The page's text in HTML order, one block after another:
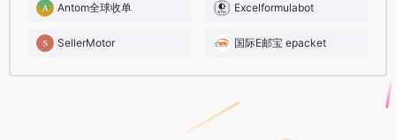
Antom全球收单 Excelformulabot
SellerMotor 国际E邮宝 epacket